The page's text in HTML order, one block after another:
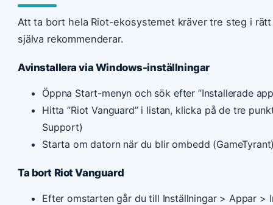
Att ta bort hela Riot-ekosystemet kräver tre steg i
själva rekommenderar.
Avinstallera via Windows-inställningar
Öppna Start-menyn och sök efter ”Installerade
Hitta ”Riot Vanguard” i listan, klicka på de tre
Support)
Starta om datorn när du blir ombedd
Ta bort Riot Vanguard
Efter omstarten går du till Inställningar > Appar >